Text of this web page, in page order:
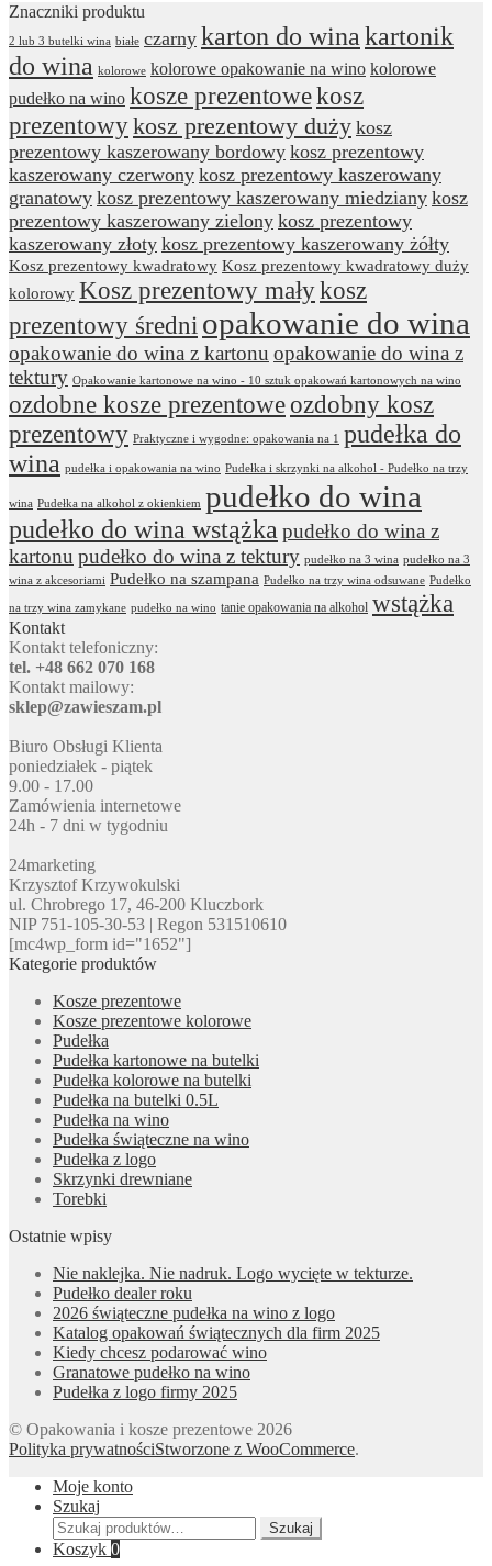
Znaczniki produktu
2 lub 3 butelki wina białe czarny karton do wina kartonik
do wina kolorowe kolorowe opakowanie na wino kolorowe
pudełko na wino kosze prezentowekosz
prezentowykosz prezentowy duży kosz
prezentowy kaszerowany bordowy kosz prezentowy
kaszerowany czerwony kosz prezentowy kaszerowany
granatowy kosz prezentowy kaszerowany miedziany kosz
prezentowy kaszerowany zielony kosz prezentowy
kaszerowany złoty kosz prezentowy kaszerowany żółty
Kosz prezentowy kwadratowy Kosz prezentowy kwadratowy duży
kolorowy Kosz prezentowy małykosz
prezentowy średni opakowanie do wina
opakowanie do wina z kartonu opakowanie do wina z
tektury Opakowanie kartonowe na wino - 10 sztuk opakowań kartonowych na wino
ozdobne kosze prezentoweozdobny kosz
prezentowy Praktyczne i wygodne: opakowania na 1
pudełka do
wina pudełka i opakowania na wino Pudełka i skrzynki na alkohol - Pudełko na trzy
wina Pudełka na alkohol z okienkiem pudełko do wina
pudełko do wina wstążka pudełko do wina z
kartonu pudełko do wina z tektury pudełko na 3 wina pudełko na 3
wina z akcesoriami Pudełko na szampana Pudełko na trzy wina odsuwane Pudełko
na trzy wina zamykane pudełko na wino tanie opakowania na alkohol wstążka
Kontakt
Kontakt telefoniczny:
tel. +48 662 070 168
Kontakt mailowy:
sklep@zawieszam.pl
Biuro Obsługi Klienta
poniedziałek - piątek
9.00 - 17.00
Zamówienia internetowe
24h - 7 dni w tygodniu
24marketing
Krzysztof Krzywokulski
ul. Chrobrego 17, 46-200 Kluczbork
NIP 751-105-30-53 | Regon 531510610
[mc4wp_form id="1652"]
Kategorie produktów
Kosze prezentowe
Kosze prezentowe kolorowe
Pudełka
Pudełka kartonowe na butelki
Pudełka kolorowe na butelki
Pudełka na butelki 0.5L
Pudełka na wino
Pudełka świąteczne na wino
Pudełka z logo
Skrzynki drewniane
Torebki
Ostatnie wpisy
Nie naklejka. Nie nadruk. Logo wycięte w tekturze.
Pudełko dealer roku
2026 świąteczne pudełka na wino z logo
Katalog opakowań świątecznych dla firm 2025
Kiedy chcesz podarować wino
Granatowe pudełko na wino
Pudełka z logo firmy 2025
© Opakowania i kosze prezentowe 2026
Polityka prywatnościStworzone z WooCommerce.
Moje konto
Szukaj
Szukaj:
Szukaj
Koszyk 0